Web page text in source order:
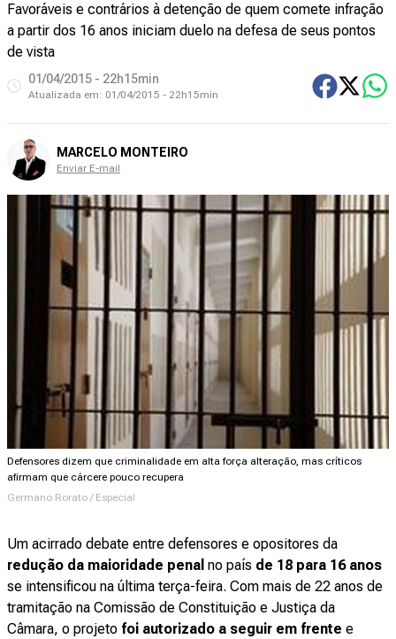
Favoráveis e contrários à detenção de quem comete infração
a partir dos 16 anos iniciam duelo na defesa de seus pontos
de vista
01/04/2015 - 22h15min
Atualizada em: 01/04/2015 - 22h15min
MARCELO MONTEIRO
Enviar E-mail
Defensores dizem que criminalidade em alta força alteração, mas críticos
afirmam que cárcere pouco recupera
Germano Rorato / Especial
Um acirrado debate entre defensores e opositores da
redução da maioridade penal no país de 18 para 16 anos
se intensificou na última terça-feira. Com mais de 22 anos de
tramitação na Comissão de Constituição e Justiça da
Câmara, o projeto foi autorizado a seguir em frente e